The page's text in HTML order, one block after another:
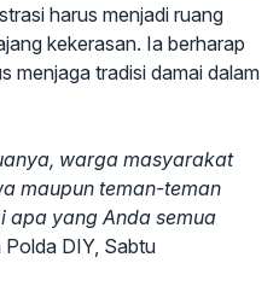
harus menjadi ruang
kekerasan. Ia berharap
menjaga tradisi damai dalam
warga masyarakat
maupun teman-teman
apa yang Anda semua
DIY, Sabtu